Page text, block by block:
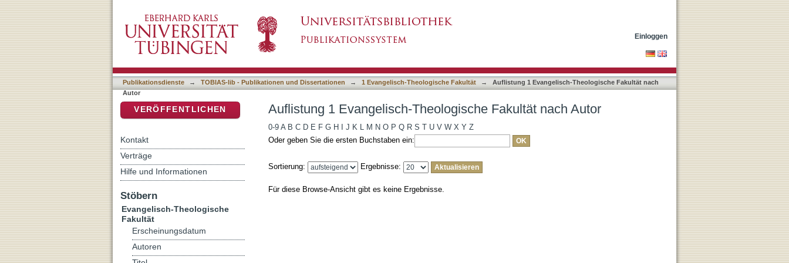
Einloggen
Publikationsdienste → TOBIAS-lib - Publikationen und Dissertationen → 1 Evangelisch-Theologische Fakultät →
Auflistung 1 Evangelisch-Theologische Fakultät nach
Autor
Auflistung 1 Evangelisch-Theologische Fakultät nach Autor
0-9 A B C D E F G H J K L M N O P Q R S T U V W X Y Z
Oder geben Sie die ersten Buchstaben ein:
Sortierung: Ergebnisse:
Für diese Browse-Ansicht gibt es keine Ergebnisse.
VERÖFFENTLICHEN
Kontakt
Verträge
Hilfe und Informationen
Stöbern
Evangelisch-Theologische
Fakultät
Erscheinungsdatum
Autoren